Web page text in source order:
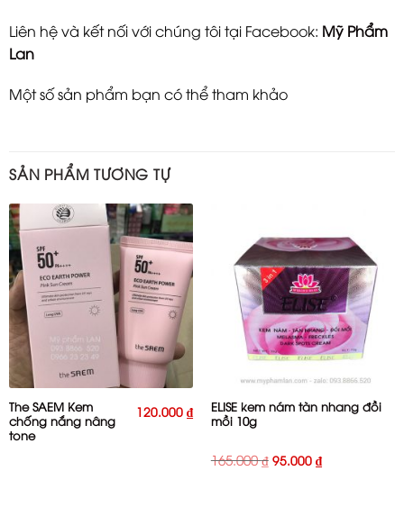
Liên hệ và kết nối với chúng tôi tại Facebook: Mỹ Phẩm
Lan
Một số sản phẩm bạn có thể tham khảo
SẢN PHẨM TƯƠNG TỰ
The SAEM Kem
chống nắng nâng
tone
120.000₫
ELISE kem nám tàn nhang đồi
mồi 10g
165.000₫ Giá
gốc
95.000 ₫Giá
hiện